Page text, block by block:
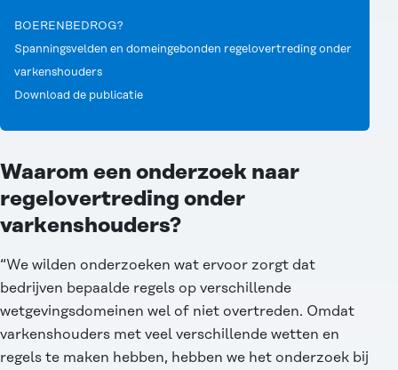
BOERENBEDROG?
Spanningsvelden en domeingebonden regelovertreding onder
varkenshouders
Download de publicatie
Waarom een onderzoek naar
regelovertreding onder
varkenshouders?
“We wilden onderzoeken wat ervoor zorgt dat
bedrijven bepaalde regels op verschillende
wetgevingsdomeinen wel of niet overtreden. Omdat
varkenshouders met veel verschillende wetten en
regels te maken hebben, hebben we het onderzoek bij